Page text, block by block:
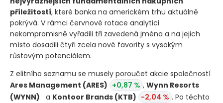
příležitostí, které banka na americkém trhu aktuálně
pokrývá. V rámci červnové rotace analytici
nekompromisně vyřadili tři zavedená jména a na jejich
místo dosadili čtyři zcela nové favority s vysokým
růstovým potenciálem.
Z elitního seznamu se musely poroučet akcie společností
Ares Management (ARES) +0,87 % , Wynn Resorts
(WYNN)
a Kontoor Brands (KTB) -2,04 % . Po těchto